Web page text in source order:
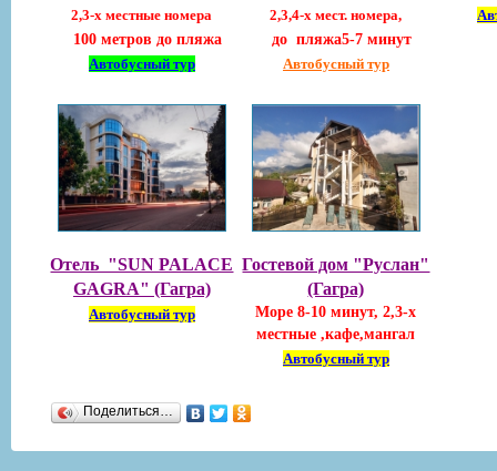
2,3-х местные номера
100 метров до пляжа
Автобусный тур
2,3,4-х мест. номера,
до пляжа5-7 минут
Автобусный тур
Отель "SUN PALACE
GAGRA" (Гагра)
Автобусный тур
Гостевой дом "Руслан"
(Гагра)
Море 8-10 минут, 2,3-х
местные ,кафе,мангал
Автобусный тур
Поделиться…